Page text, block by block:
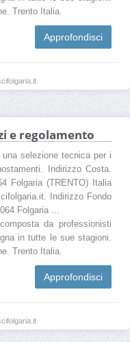
Trento Italia.
Approfondisci
e regolamento
selezione tecnica per i
Indirizzo Costa.
Folgaria (TRENTO) Italia
Indirizzo Fondo
Folgaria ...
da professionisti
in tutte le sue stagioni.
Trento Italia.
Approfondisci